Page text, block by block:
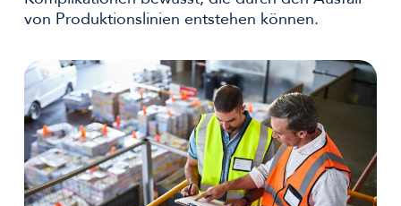
von Produktionslinien entstehen können.